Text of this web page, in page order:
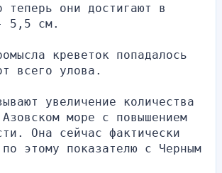
теперь они достигают в
5,5 см.
креветок попадалось
всего улова.
увеличение количества
море с повышением
Она сейчас фактически
по этому показателю с Черным